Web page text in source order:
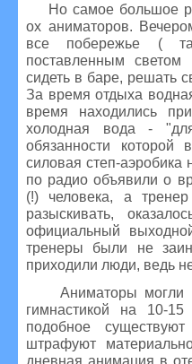
Но самое большое
ох аниматоров.
все побережье (
поставленным
сидеть в баре, решать
За время отдыха
время находились
холодная вода -
обязанности
силовая степ-
по радио объявили о
(!) человека, а
разыскивать,
официальный
тренеры были не
приходили люди, ведь
Аниматоры могли
гимнастикой на 10-
подобное
штрафуют
дневная анимация в